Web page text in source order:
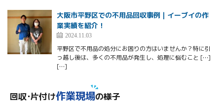
大阪市平野区での不用品回収事例｜イーブイの作
業実績を紹介！
2024.11.03
平野区で不用品の処分にお困りの方はいませんか？特に引
っ越し後は、多くの不用品が発生し、処理に悩むこと […]
[…]
回収･片付け作業現場の様子